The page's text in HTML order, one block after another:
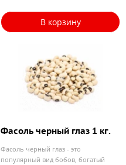
В корзину
Фасоль черный глаз 1 кг.
Фасоль черный глаз - это
популярный вид бобов, богатый